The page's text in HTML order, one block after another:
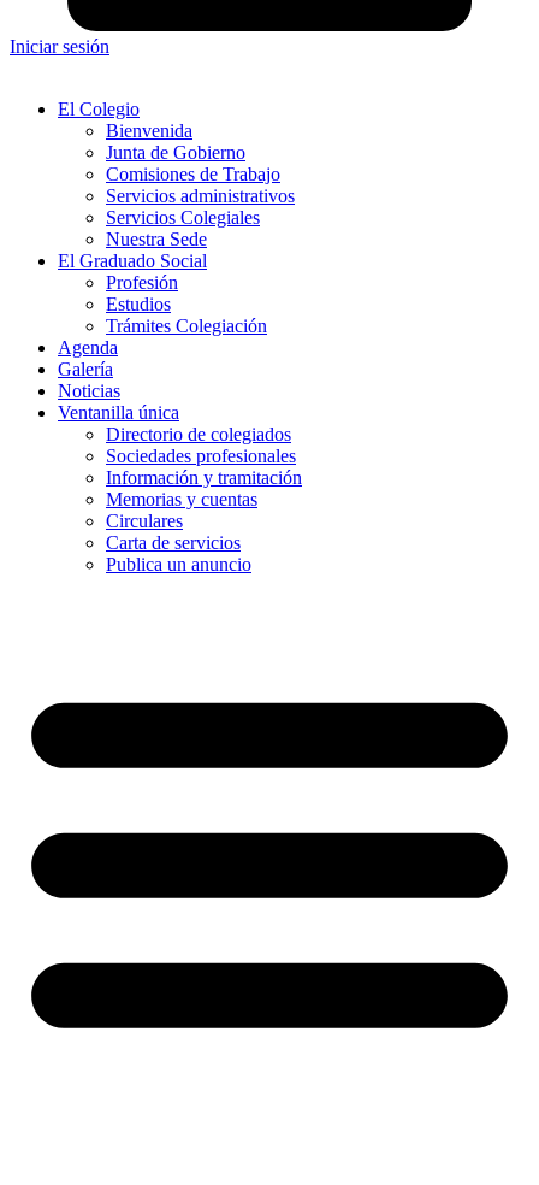
Iniciar sesión
El Colegio
Bienvenida
Junta de Gobierno
Comisiones de Trabajo
Servicios administrativos
Servicios Colegiales
Nuestra Sede
El Graduado Social
Profesión
Estudios
Trámites Colegiación
Agenda
Galería
Noticias
Ventanilla única
Directorio de colegiados
Sociedades profesionales
Información y tramitación
Memorias y cuentas
Circulares
Carta de servicios
Publica un anuncio